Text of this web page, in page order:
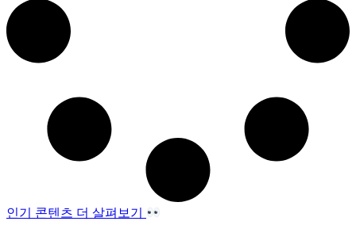
인기 콘텐츠 더 살펴보기